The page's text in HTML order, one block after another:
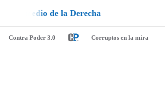
ale a qu ie
Contra Poder 3.0 Corruptos en la mira